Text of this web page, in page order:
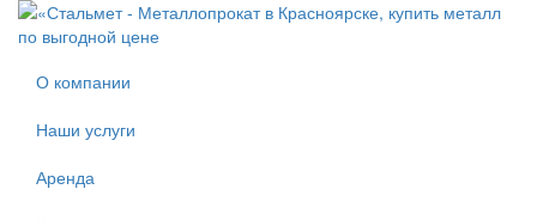
О компании
Наши услуги
Аренда